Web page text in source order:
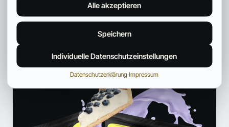
Ein interdisziplinäres Redaktionsteam mit Fokus auf Sport,
Ernährung und die Fitness-Szene. Bereitet fundierte Inhalte
verständlich auf und ordnet News aus der Fitnessindustrie ein.
Alle akzeptieren
Speichern
Individuelle Datenschutzeinstellungen
Datenschutzerklärung·Impressum